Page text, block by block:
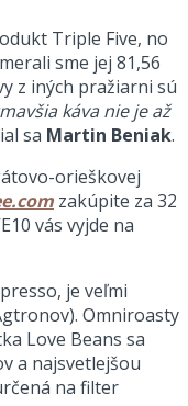
Triple Five, no
sme jej 81,56
z iných pražiarni sú
káva nie je až
sa Martin Beniak.
orieškovej
zakúpite za 32
vás vyjde na
je veľmi
Omniroasty
Love Beans sa
a najsvetlejšou
na filter